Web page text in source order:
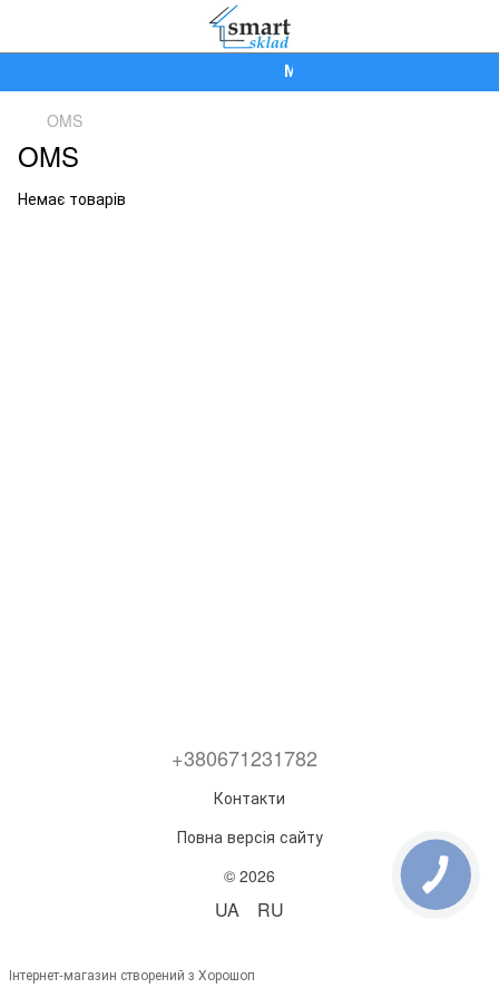
Ми працюємо!
OMS
OMS
Немає товарів
+380671231782
Контакти
Повна версія сайту
© 2026
UA RU
Інтернет-магазин створений з Хорошоп